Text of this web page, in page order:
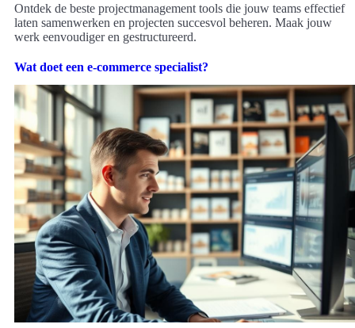
Ontdek de beste projectmanagement tools die jouw teams effectief
laten samenwerken en projecten succesvol beheren. Maak jouw
werk eenvoudiger en gestructureerd.
Wat doet een e-commerce specialist?